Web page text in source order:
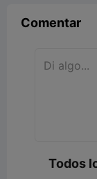
Comentar
Todos